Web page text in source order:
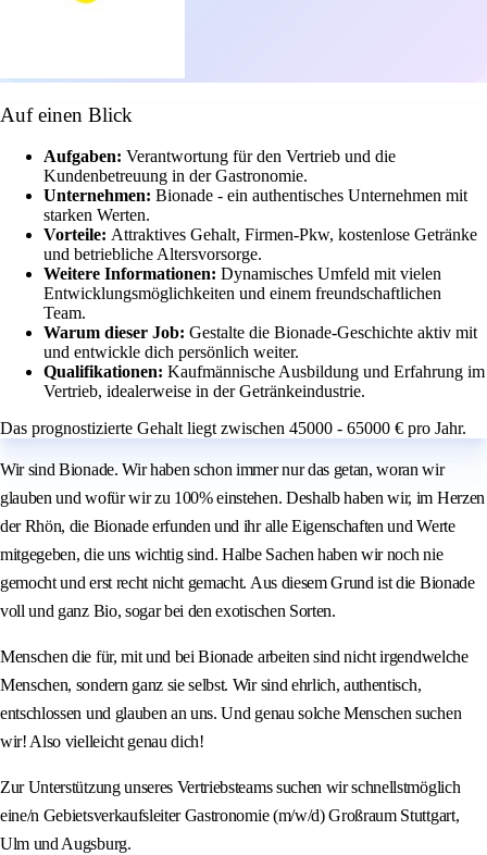
Auf einen Blick
Aufgaben: Verantwortung für den Vertrieb und die
Kundenbetreuung in der Gastronomie.
Unternehmen: Bionade - ein authentisches Unternehmen mit
starken Werten.
Vorteile: Attraktives Gehalt, Firmen-Pkw, kostenlose Getränke
und betriebliche Altersvorsorge.
Weitere Informationen: Dynamisches Umfeld mit vielen
Entwicklungsmöglichkeiten und einem freundschaftlichen
Team.
Warum dieser Job: Gestalte die Bionade-Geschichte aktiv mit
und entwickle dich persönlich weiter.
Qualifikationen: Kaufmännische Ausbildung und Erfahrung im
Vertrieb, idealerweise in der Getränkeindustrie.
Das prognostizierte Gehalt liegt zwischen 45000 - 65000 € pro Jahr.
Wir sind Bionade. Wir haben schon immer nur das getan, woran wir
glauben und wofür wir zu 100% einstehen. Deshalb haben wir, im Herzen
der Rhön, die Bionade erfunden und ihr alle Eigenschaften und Werte
mitgegeben, die uns wichtig sind. Halbe Sachen haben wir noch nie
gemocht und erst recht nicht gemacht. Aus diesem Grund ist die Bionade
voll und ganz Bio, sogar bei den exotischen Sorten.
Menschen die für, mit und bei Bionade arbeiten sind nicht irgendwelche
Menschen, sondern ganz sie selbst. Wir sind ehrlich, authentisch,
entschlossen und glauben an uns. Und genau solche Menschen suchen
wir! Also vielleicht genau dich!
Zur Unterstützung unseres Vertriebsteams suchen wir schnellstmöglich
eine/n Gebietsverkaufsleiter Gastronomie (m/w/d) Großraum Stuttgart,
Ulm und Augsburg.